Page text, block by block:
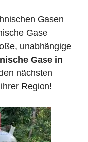
Gasen
Gase
unabhängige
Gase in
nächsten
Region!